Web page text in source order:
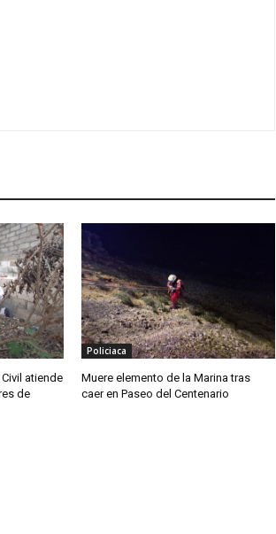
atiende
de
Policiaca
Muere elemento de la Marina tras
caer en Paseo del Centenario